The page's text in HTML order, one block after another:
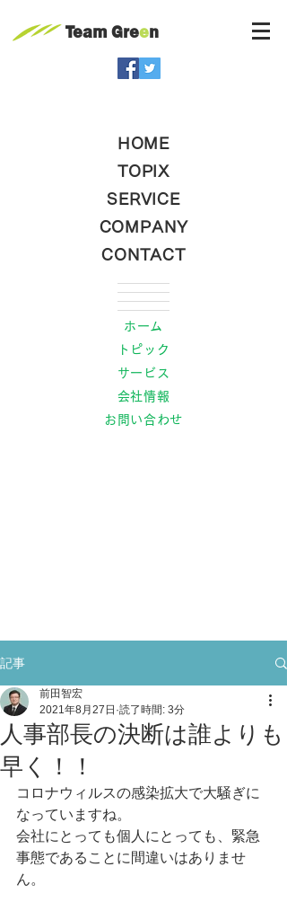
Team Green
HOME
TOPIX
SERVICE
COMPANY
CONTACT
ホーム
トピック
サービス
会社情報
お問い合わせ
記事
人事部長の決断は誰よりも
早く！！
前田智宏
2021年8月27日 読了時間: 3分
コロナウィルスの感染拡大で大騒ぎに
なっていますね。
会社にとっても個人にとっても、緊急
事態であることに間違いはありませ
ん。